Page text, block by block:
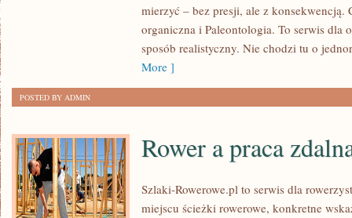
ARGUMENTACJA
mierzyć – bez presji, ale z konsekwencją.
organiczna i Paleontologia. To serwis dla
sposób realistyczny. Nie chodzi tu o
More ]
POSTED BY ADMIN
Rower a praca
Szlaki-Rowerowe.pl to serwis dla
miejscu ścieżki rowerowe, konkretne